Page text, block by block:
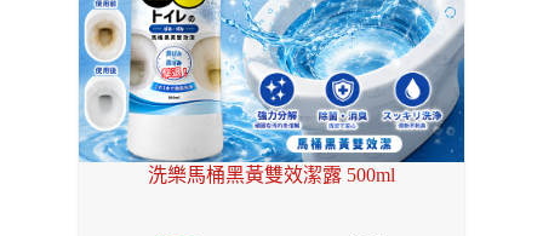
洗樂馬桶黑黃雙效潔露 500ml